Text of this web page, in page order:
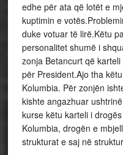
edhe për ata që lotët e
kuptimin e
duke votuar të lirë.Këtu
personalitet shumë i
zonja Betancurt që
për President.Ajo tha
Kolumbia. Për zonjën
kishte angazhuar
kurse këtu karteli i
Kolumbia, drogën e
strukturat e saj në